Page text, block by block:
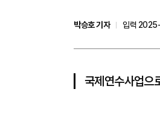
박승호 기자
입력
국제연수사업으